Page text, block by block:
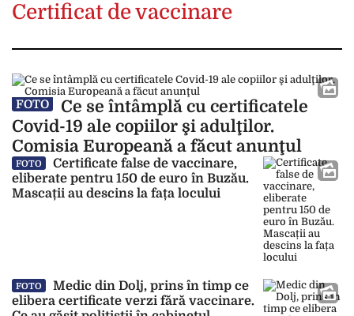
Certificat de vaccinare
FOTO
Ce se întâmplă cu certificatele
Covid-19 ale copiilor şi adulţilor.
Comisia Europeană a făcut anunţul
FOTO
Certificate false de vaccinare,
eliberate pentru 150 de euro în Buzău.
Mascații au descins la fața locului
FOTO
Medic din Dolj, prins în timp ce
elibera certificate verzi fără vaccinare.